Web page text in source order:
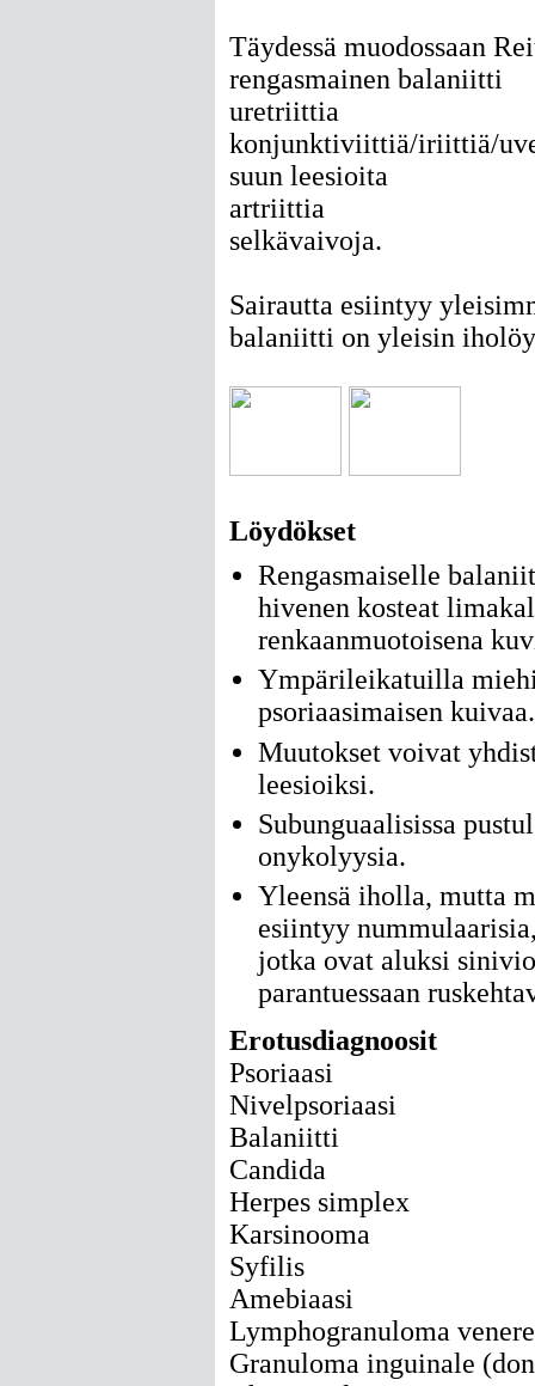
Täydessä muodossaan
rengasmainen balaniitti
uretriittia
konjunktiviittiä/iriittiä/
suun leesioita
artriittia
selkävaivoja.
Sairautta esiintyy
balaniitti on yleisin
Löydökset
Rengasmaiselle
hivenen kosteat
renkaanmuotoisena
Ympärileikatuilla
psoriaasimaisen kuivaa.
Muutokset voivat
leesioiksi.
Subunguaalisissa
onykolyysia.
Yleensä iholla, mutta
esiintyy
jotka ovat aluksi
parantuessaan
Erotusdiagnoosit
Psoriaasi
Nivelpsoriaasi
Balaniitti
Candida
Herpes simplex
Karsinooma
Syfilis
Amebiaasi
Lymphogranuloma
Granuloma inguinale